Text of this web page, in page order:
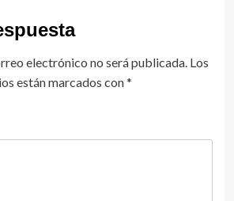
electrónico no será publicada. Los
están marcados con*